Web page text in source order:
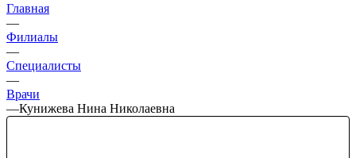
Главная
—
Филиалы
—
Специалисты
—
Врачи
—Кунижева Нина Николаевна